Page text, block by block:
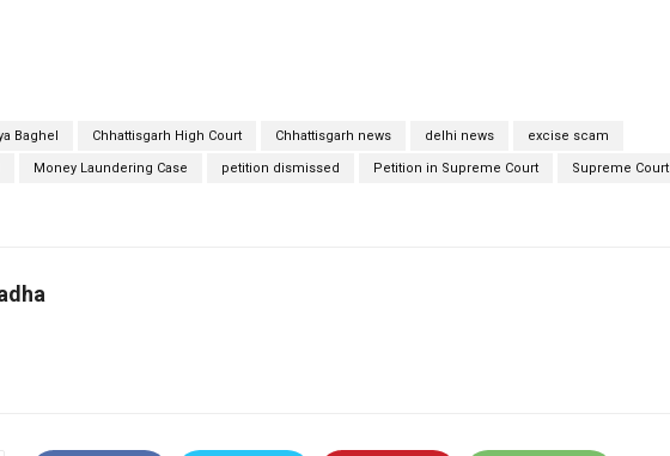
Baghel Chhattisgarh High Court Chhattisgarh news delhi news excise scam
Money Laundering Case petition dismissed Petition in Supreme Court Supreme Court